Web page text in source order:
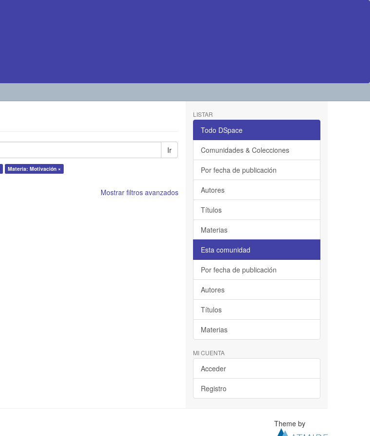
Ir
Materia: Motivación ×
Mostrar filtros avanzados
LISTAR
Todo DSpace
Comunidades & Colecciones
Por fecha de publicación
Autores
Títulos
Materias
Esta comunidad
Por fecha de publicación
Autores
Títulos
Materias
MI CUENTA
Acceder
Registro
Theme by